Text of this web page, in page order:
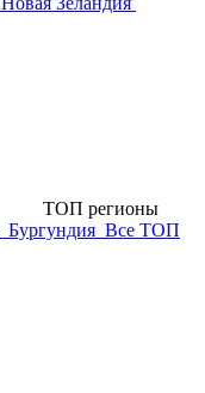
ТОП регионы
Бургундия Все ТОП